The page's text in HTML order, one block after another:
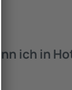
ich in